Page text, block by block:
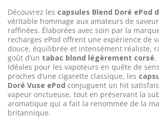
Découvrez les capsules Blend Doré ePod
véritable hommage aux amateurs de
raffinées. Élaborées avec soin par la
recharges ePod offrent une expérience de
douce, équilibrée et intensément réaliste,
goût d’un tabac blond légèrement corsé.
Idéales pour les vapoteurs en quête de
proches d’une cigarette classique, les
Doré Vuse ePod conjuguent un hit
vapeur onctueuse, tout en préservant la
aromatique qui a fait la renommée de la
britannique.